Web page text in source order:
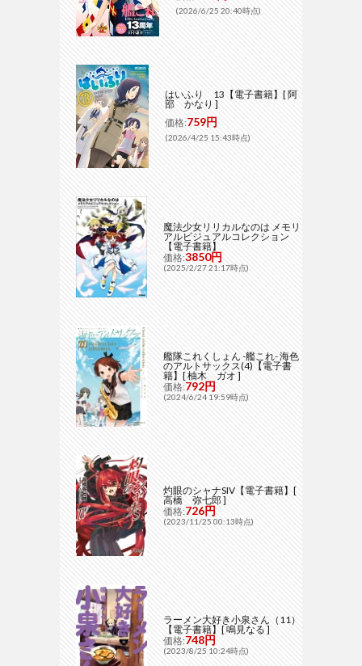
(2026/6/25 20:40時点)
はいふり 13【電子書籍】[ 阿
部 かなり ]
価格:759円
(2026/4/25 15:43時点)
魔法少女リリカルなのは メモリ
アルビジュアルコレクション
【電子書籍】
価格:3850円
(2025/2/27 21:17時点)
艦隊これくしょん -艦これ- 海色
のアルトサックス(4)【電子書
籍】[ 柚木 ガオ ]
価格:792円
(2024/6/24 19:59時点)
灼眼のシャナSIV【電子書籍】[
高橋 弥七郎 ]
価格:726円
(2023/11/25 00:13時点)
ラーメン大好き小泉さん（11）
【電子書籍】[ 鳴見なる ]
価格:748円
(2023/8/25 10:24時点)